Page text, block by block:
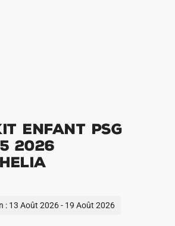
Enfant PSG
2026
: 13 Août 2026 - 19 Août 2026